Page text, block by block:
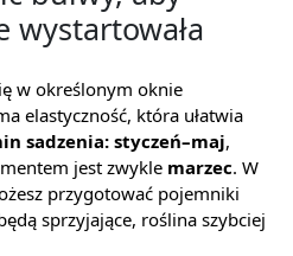
wystartowała
w określonym oknie
elastyczność, która ułatwia
sadzenia: styczeń–maj,
jest zwykle marzec. W
przygotować pojemniki
sprzyjające, roślina szybciej